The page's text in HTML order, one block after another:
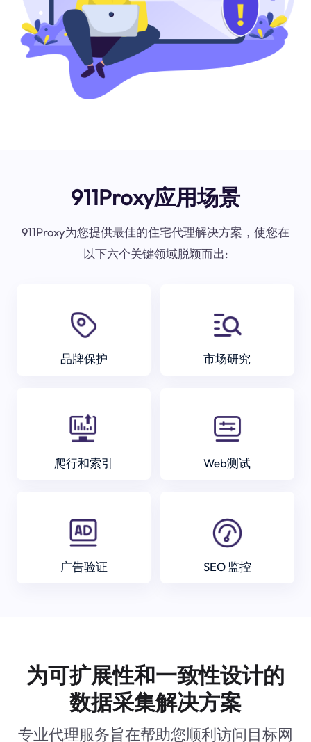
911Proxy应用场景
911Proxy为您提供最佳的住宅代理解决方案，使您在
以下六个关键领域脱颖而出:
品牌保护 市场研究
爬行和索引 Web测试
广告验证 SEO 监控
为可扩展性和一致性设计的
数据采集解决方案
专业代理服务旨在帮助您顺利访问目标网